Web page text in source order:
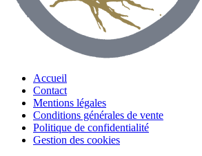
Accueil
Contact
Mentions légales
Conditions générales de vente
Politique de confidentialité
Gestion des cookies